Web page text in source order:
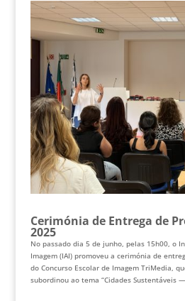
Cerimónia de Entrega de
2025
No passado dia 5 de junho, pelas 15h00, o
Imagem (IAI) promoveu a cerimónia de
do Concurso Escolar de Imagem TriMedia,
subordinou ao tema “Cidades Sustentáveis